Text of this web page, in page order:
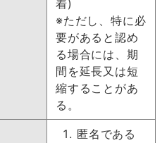
着)
※ただし、特に必
要があると認め
る場合には、期
間を延長又は短
縮することがあ
る。
匿名である